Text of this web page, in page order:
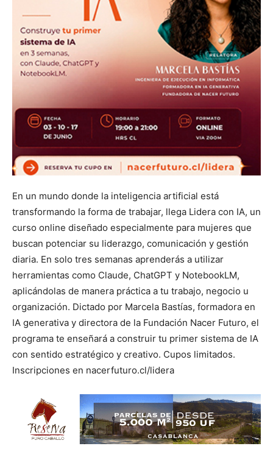
En un mundo donde la inteligencia artificial está
transformando la forma de trabajar, llega Lidera con IA, un
curso online diseñado especialmente para mujeres que
buscan potenciar su liderazgo, comunicación y gestión
diaria. En solo tres semanas aprenderás a utilizar
herramientas como Claude, ChatGPT y NotebookLM,
aplicándolas de manera práctica a tu trabajo, negocio u
organización. Dictado por Marcela Bastías, formadora en
IA generativa y directora de la Fundación Nacer Futuro, el
programa te enseñará a construir tu primer sistema de IA
con sentido estratégico y creativo. Cupos limitados.
Inscripciones en nacerfuturo.cl/lidera